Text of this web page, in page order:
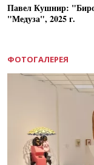
Павел Кушнир:
"Медуза", 2025 г.
ФОТОГАЛЕРЕЯ